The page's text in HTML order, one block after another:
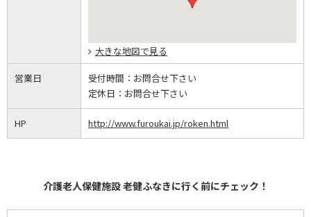
大きな地図で見る
営業日 受付時間： お問合せ下さい
定休日： お問合せ下さい
HP http://www.furoukai.jp/roken.html
介護老人保健施設 老健ふなきに行く前にチェック！